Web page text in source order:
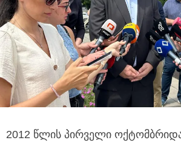
2012 წლის პირველი